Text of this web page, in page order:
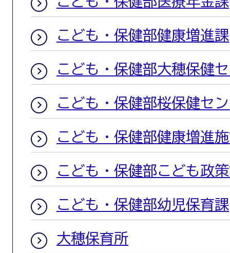
こども・保健部健康増進課
こども・保健部大穂保健
こども・保健部桜保健セ
こども・保健部健康増進
こども・保健部こども政
こども・保健部幼児保育課
大穂保育所